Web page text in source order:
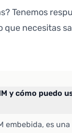
Tenemos
que necesitas
y cómo puedo
embebida, es una